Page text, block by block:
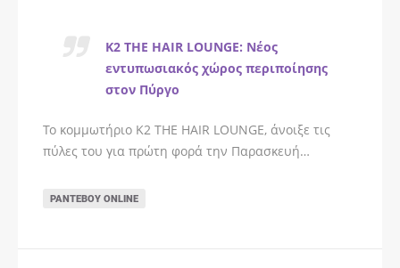
K2 THE HAIR LOUNGE: Νέος
εντυπωσιακός χώρος περιποίησης
στον Πύργο
Το κομμωτήριο K2 THE HAIR LOUNGE, άνοιξε τις
πύλες του για πρώτη φορά την Παρασκευή…
ΡΑΝΤΕΒΟΎ ONLINE